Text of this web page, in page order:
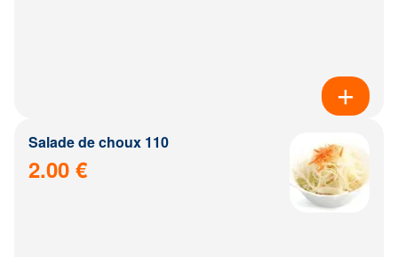
Salade de choux 110
2.00 €